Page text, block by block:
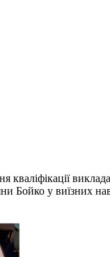
Бойко у виїзних